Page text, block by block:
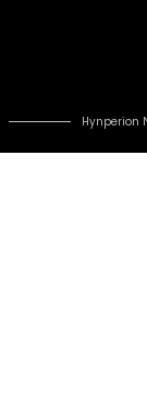
Hynperion